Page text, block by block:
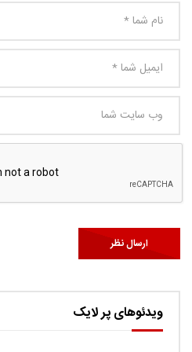
ویدئوهای پر لایک